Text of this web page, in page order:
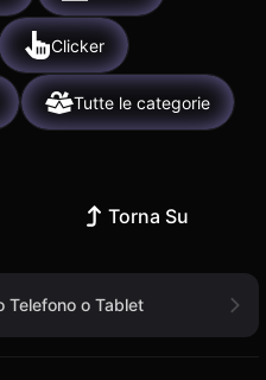
Clicker
Tutte le categorie
Torna Su
Telefono o Tablet